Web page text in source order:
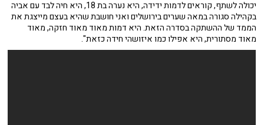
יכולה לשתף, קוראים לדמות ידידה, היא נערה בת 18, היא חיה לבד עם אביה
בקהילה סגורה במאה שערים בירושלים ואני חושבת שהיא בעצם מייצגת את
הממד של ההשתקה בסדרה הזאת. היא דמות מאוד מאוד חזקה, מאוד
מאוד מסתורית, היא אפילו כמו איזושהי חידה כזאת".